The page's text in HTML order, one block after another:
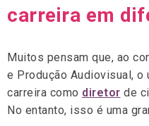
carreira em
Muitos pensam que, ao
e Produção Audiovisual, o
carreira como diretor de
No entanto, isso é uma